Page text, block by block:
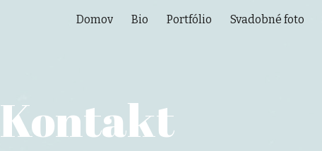
Skip to navigation
Domov Bio Portfólio Svadobné foto
Kontakt